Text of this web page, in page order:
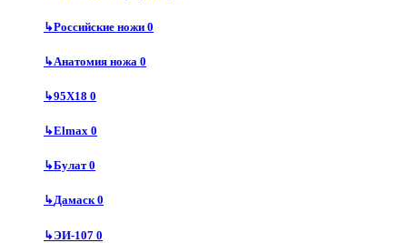
↳Российские ножи 0
↳Анатомия ножа 0
↳95Х18 0
↳Elmax 0
↳Булат0
↳Дамаск0
↳ЭИ-107 0